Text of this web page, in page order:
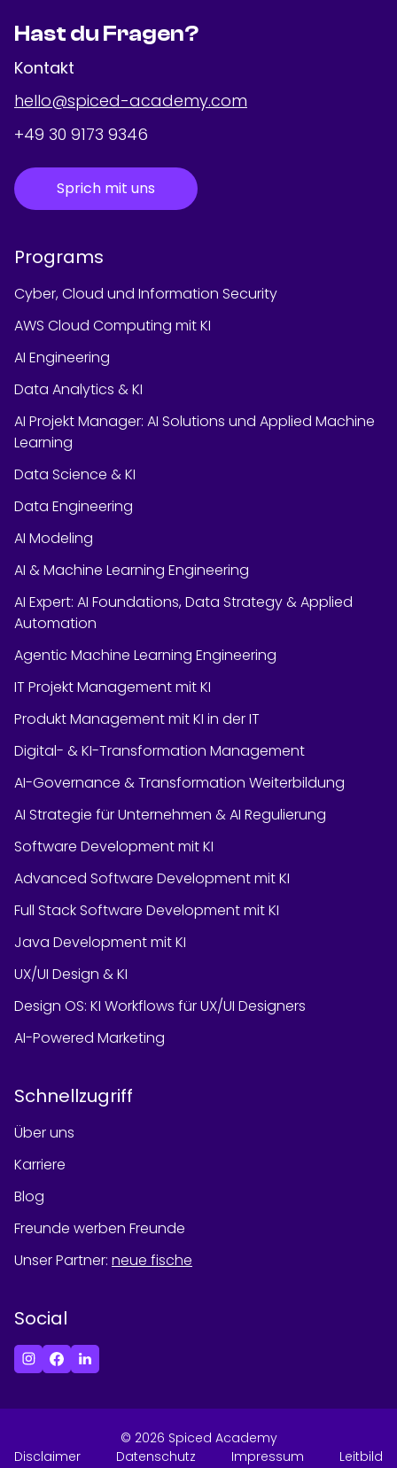
Hast du Fragen?
Kontakt
hello@spiced-academy.com
+49 30 9173 9346
Sprich mit uns
Programs
Cyber, Cloud und Information Security
AWS Cloud Computing mit KI
AI Engineering
Data Analytics & KI
AI Projekt Manager: AI Solutions und Applied Machine
Learning
Data Science & KI
Data Engineering
AI Modeling
AI & Machine Learning Engineering
AI Expert: AI Foundations, Data Strategy & Applied
Automation
Agentic Machine Learning Engineering
IT Projekt Management mit KI
Produkt Management mit KI in der IT
Digital- & KI-Transformation Management
AI-Governance & Transformation Weiterbildung
AI Strategie für Unternehmen & AI Regulierung
Software Development mit KI
Advanced Software Development mit KI
Full Stack Software Development mit KI
Java Development mit KI
UX/UI Design & KI
Design OS: KI Workflows für UX/UI Designers
AI-Powered Marketing
Schnellzugriff
Über uns
Karriere
Blog
Freunde werben Freunde
Unser Partner: neue fische
Social
© 2026 Spiced Academy
Disclaimer
Datenschutz Impressum Leitbild